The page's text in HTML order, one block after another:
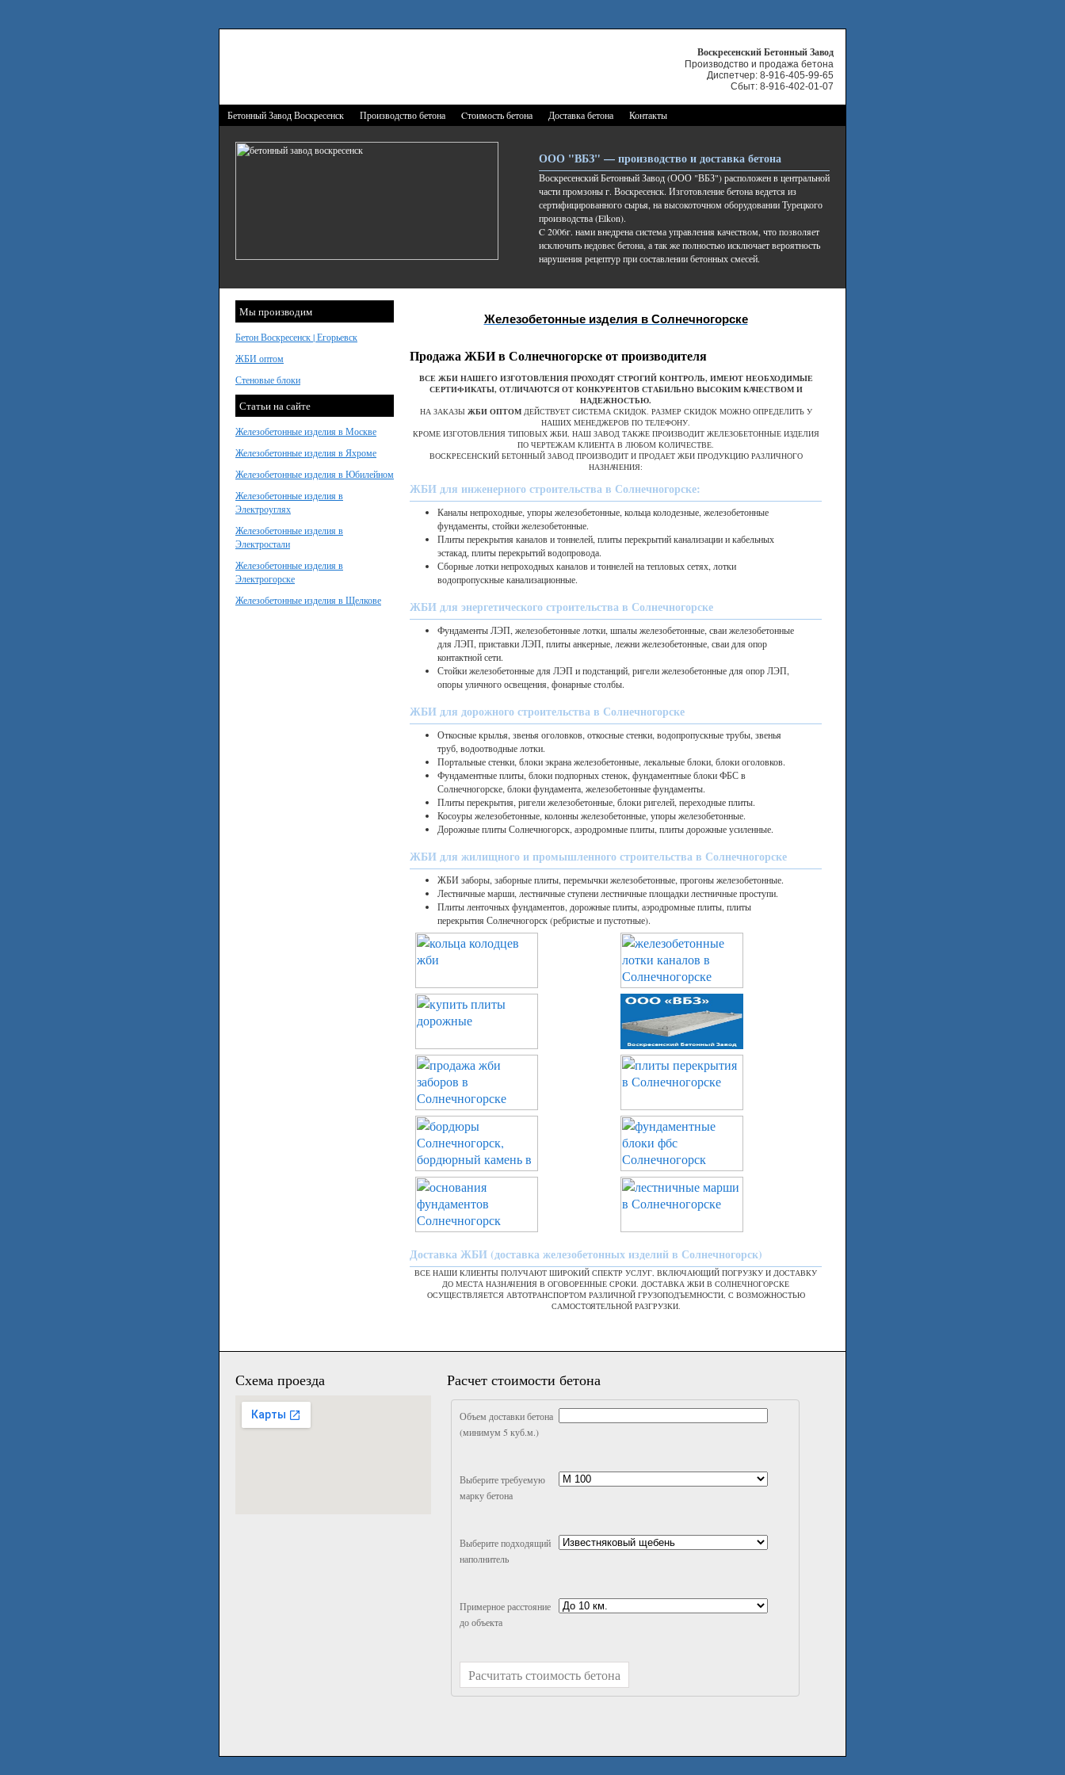
Воскресенский Бетонный Завод
Производство и продажа бетона
Диспетчер: 8-916-405-99-65
Сбыт: 8-916-402-01-07
Бетонный Завод Воскресенск Производство бетона Cтоимость бетона Доставка бетона Контакты
ООО "ВБЗ" — производство и доставка бетона
Воскресенский Бетонный Завод (ООО "ВБЗ") расположен в центральной
части промзоны г. Воскресенск. Изготовление бетона ведется из
сертифицированного сырья, на высокоточном оборудовании Турецкого
производства (Elkon).
C 2006г. нами внедрена система управления качеством, что позволяет
исключить недовес бетона, а так же полностью исключает вероятность
нарушения рецептур при составлении бетонных смесей.
Мы производим
Бетон Воскресенск | Егорьевск
ЖБИ оптом
Стеновые блоки
Статьи на сайте
Железобетонные изделия в Москве
Железобетонные изделия в Яхроме
Железобетонные изделия в Юбилейном
Железобетонные изделия в
Электроуглях
Железобетонные изделия в
Электростали
Железобетонные изделия в
Электрогорске
Железобетонные изделия в Щелкове
Железобетонные изделия в Солнечногорске
Продажа ЖБИ в Солнечногорске от производителя
ВСЕ ЖБИ НАШЕГО ИЗГОТОВЛЕНИЯ ПРОХОДЯТ СТРОГИЙ КОНТРОЛЬ, ИМЕЮТ НЕОБХОДИМЫЕ
СЕРТИФИКАТЫ, ОТЛИЧАЮТСЯ ОТ КОНКУРЕНТОВ СТАБИЛЬНО ВЫСОКИМ КАЧЕСТВОМ И
НАДЕЖНОСТЬЮ.
НА ЗАКАЗЫ ЖБИ ОПТОМДЕЙСТВУЕТ СИСТЕМА СКИДОК. РАЗМЕР СКИДОК МОЖНО ОПРЕДЕЛИТЬ У
НАШИХ МЕНЕДЖЕРОВ ПО ТЕЛЕФОНУ.
КРОМЕ ИЗГОТОВЛЕНИЯ ТИПОВЫХ ЖБИ, НАШ ЗАВОД ТАКЖЕ ПРОИЗВОДИТ ЖЕЛЕЗОБЕТОННЫЕ ИЗДЕЛИЯ
ПО ЧЕРТЕЖАМ КЛИЕНТА В ЛЮБОМ КОЛИЧЕСТВЕ.
ВОСКРЕСЕНСКИЙ БЕТОННЫЙ ЗАВОД ПРОИЗВОДИТ И ПРОДАЕТ ЖБИ ПРОДУКЦИЮ РАЗЛИЧНОГО
НАЗНАЧЕНИЯ:
ЖБИ для инженерного строительства в Солнечногорске:
Каналы непроходные, упоры железобетонные, кольца колодезные, железобетонные
фундаменты, стойки железобетонные.
Плиты перекрытия каналов и тоннелей, плиты перекрытий канализации и кабельных
эстакад, плиты перекрытий водопровода.
Сборные лотки непроходных каналов и тоннелей на тепловых сетях, лотки
водопропускные канализационные.
ЖБИ для энергетического строительства в Солнечногорске
Фундаменты ЛЭП, железобетонные лотки, шпалы железобетонные, сваи железобетонные
для ЛЭП, приставки ЛЭП, плиты анкерные, лежни железобетонные, сваи для опор
контактной сети.
Стойки железобетонные для ЛЭП и подстанций, ригели железобетонные для опор ЛЭП,
опоры уличного освещения, фонарные столбы.
ЖБИ для дорожного строительства в Солнечногорске
Откосные крылья, звенья оголовков, откосные стенки, водопропускные трубы, звенья
труб, водоотводные лотки.
Портальные стенки, блоки экрана железобетонные, лекальные блоки, блоки оголовков.
Фундаментные плиты, блоки подпорных стенок, фундаментные блоки ФБС в
Солнечногорске, блоки фундамента, железобетонные фундаменты.
Плиты перекрытия, ригели железобетонные, блоки ригелей, переходные плиты.
Косоуры железобетонные, колонны железобетонные, упоры железобетонные.
Дорожные плиты Солнечногорск, аэродромные плиты, плиты дорожные усиленные.
ЖБИ для жилищного и промышленного строительства в Солнечногорске
ЖБИ заборы, заборные плиты, перемычки железобетонные, прогоны железобетонные.
Лестничные марши, лестничные ступени лестничные площадки лестничные проступи.
Плиты ленточных фундаментов, дорожные плиты, аэродромные плиты, плиты
перекрытия Солнечногорск (ребристые и пустотные).
Доставка ЖБИ (доставка железобетонных изделий в Солнечногорск)
ВСЕ НАШИ КЛИЕНТЫ ПОЛУЧАЮТ ШИРОКИЙ СПЕКТР УСЛУГ, ВКЛЮЧАЮЩИЙ ПОГРУЗКУ И ДОСТАВКУ
ДО МЕСТА НАЗНАЧЕНИЯ В ОГОВОРЕННЫЕ СРОКИ. ДОСТАВКА ЖБИ В СОЛНЕЧНОГОРСКЕ
ОСУЩЕСТВЛЯЕТСЯ АВТОТРАНСПОРТОМ РАЗЛИЧНОЙ ГРУЗОПОДЪЕМНОСТИ, С ВОЗМОЖНОСТЬЮ
САМОСТОЯТЕЛЬНОЙ РАЗГРУЗКИ.
Схема проезда Расчет стоимости бетона
Объем доставки бетона
(минимум 5 куб.м.)
Выберите требуемую
марку бетона
Выберите подходящий
наполнитель
Примерное расстояние
до объекта